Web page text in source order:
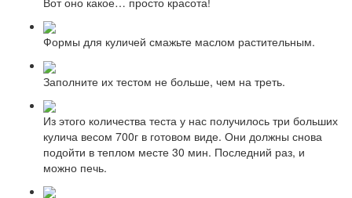
Формы для куличей смажьте маслом растительным.
Заполните их тестом не больше, чем на треть.
Из этого количества теста у нас получилось три больших
кулича весом 700г в готовом виде. Они должны снова
подойти в теплом месте 30 мин. Последний раз, и
можно печь.